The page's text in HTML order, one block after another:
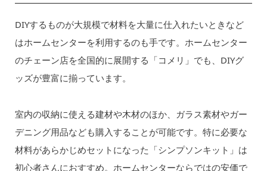
DIYするものが大規模で材料を大量に仕入れたいときなど
はホームセンターを利用するのも手です。ホームセンター
のチェーン店を全国的に展開する「コメリ」でも、DIYグ
ッズが豊富に揃っています。
室内の収納に使える建材や木材のほか、ガラス素材やガー
デニング用品なども購入することが可能です。特に必要な
材料があらかじめセットになった「シンプソンキット」は
初心者さんにおすすめ。ホームセンターならではの安価で